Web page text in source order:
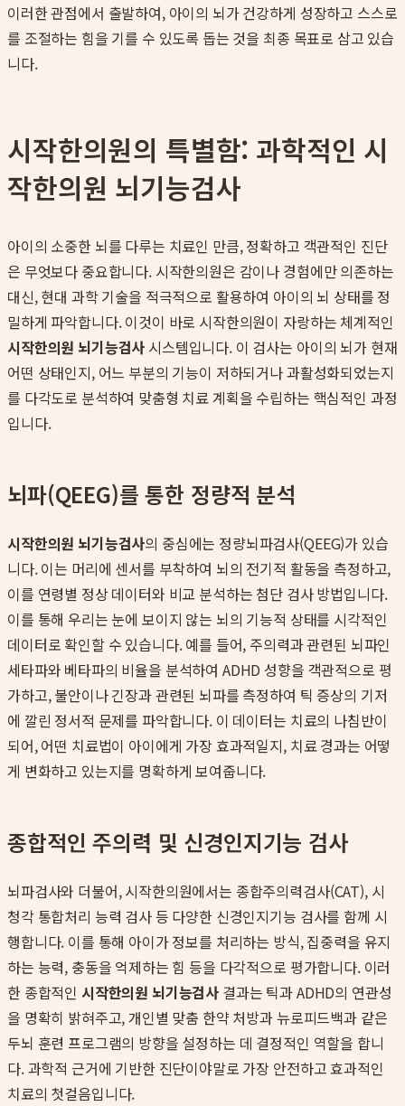
이러한 관점에서 출발하여, 아이의 뇌가 건강하게 성장하고 스스로
를 조절하는 힘을 기를 수 있도록 돕는 것을 최종 목표로 삼고 있습
니다.
시작한의원의 특별함: 과학적인 시
작한의원 뇌기능검사
아이의 소중한 뇌를 다루는 치료인 만큼, 정확하고 객관적인 진단
은 무엇보다 중요합니다. 시작한의원은 감이나 경험에만 의존하는
대신, 현대 과학 기술을 적극적으로 활용하여 아이의 뇌 상태를 정
밀하게 파악합니다. 이것이 바로 시작한의원이 자랑하는 체계적인
시작한의원 뇌기능검사 시스템입니다. 이 검사는 아이의 뇌가 현재
어떤 상태인지, 어느 부분의 기능이 저하되거나 과활성화되었는지
를 다각도로 분석하여 맞춤형 치료 계획을 수립하는 핵심적인 과정
입니다.
뇌파(QEEG)를 통한 정량적 분석
시작한의원 뇌기능검사의 중심에는 정량뇌파검사(QEEG)가 있습
니다. 이는 머리에 센서를 부착하여 뇌의 전기적 활동을 측정하고,
이를 연령별 정상 데이터와 비교 분석하는 첨단 검사 방법입니다.
이를 통해 우리는 눈에 보이지 않는 뇌의 기능적 상태를 시각적인
데이터로 확인할 수 있습니다. 예를 들어, 주의력과 관련된 뇌파인
세타파와 베타파의 비율을 분석하여 ADHD 성향을 객관적으로 평
가하고, 불안이나 긴장과 관련된 뇌파를 측정하여 틱 증상의 기저
에 깔린 정서적 문제를 파악합니다. 이 데이터는 치료의 나침반이
되어, 어떤 치료법이 아이에게 가장 효과적일지, 치료 경과는 어떻
게 변화하고 있는지를 명확하게 보여줍니다.
종합적인 주의력 및 신경인지기능 검사
뇌파검사와 더불어, 시작한의원에서는 종합주의력검사(CAT), 시
청각 통합처리 능력 검사 등 다양한 신경인지기능 검사를 함께 시
행합니다. 이를 통해 아이가 정보를 처리하는 방식, 집중력을 유지
하는 능력, 충동을 억제하는 힘 등을 다각적으로 평가합니다. 이러
한 종합적인 시작한의원 뇌기능검사 결과는 틱과 ADHD의 연관성
을 명확히 밝혀주고, 개인별 맞춤 한약 처방과 뉴로피드백과 같은
두뇌 훈련 프로그램의 방향을 설정하는 데 결정적인 역할을 합니
다. 과학적 근거에 기반한 진단이야말로 가장 안전하고 효과적인
치료의 첫걸음입니다.